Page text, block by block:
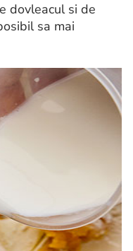
dovleacul si de
sa mai